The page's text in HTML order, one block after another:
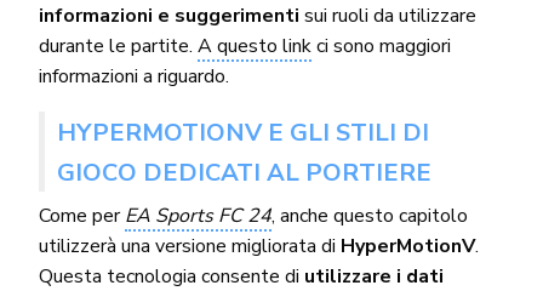
informazioni e suggerimenti sui ruoli da utilizzare
durante le partite.A questo linkci sono maggiori
informazioni a riguardo.
HYPERMOTIONV E GLI STILI DI
GIOCO DEDICATI AL PORTIERE
Come perEA Sports FC 24, anche questo capitolo
utilizzerà una versione migliorata di HyperMotionV.
Questa tecnologia consente di utilizzare i dati